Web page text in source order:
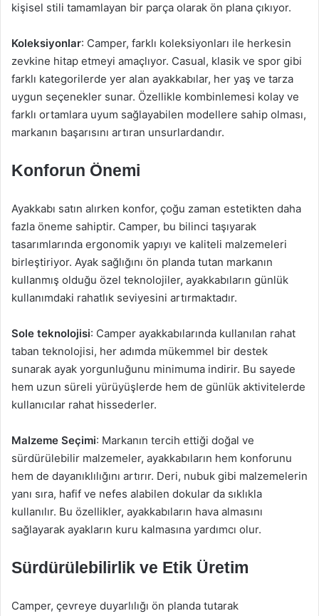
kişisel stili tamamlayan bir parça olarak ön plana çıkıyor.
Koleksiyonlar: Camper, farklı koleksiyonları ile herkesin
zevkine hitap etmeyi amaçlıyor. Casual, klasik ve spor gibi
farklı kategorilerde yer alan ayakkabılar, her yaş ve tarza
uygun seçenekler sunar. Özellikle kombinlemesi kolay ve
farklı ortamlara uyum sağlayabilen modellere sahip olması,
markanın başarısını artıran unsurlardandır.
Konforun Önemi
Ayakkabı satın alırken konfor, çoğu zaman estetikten daha
fazla öneme sahiptir. Camper, bu bilinci taşıyarak
tasarımlarında ergonomik yapıyı ve kaliteli malzemeleri
birleştiriyor. Ayak sağlığını ön planda tutan markanın
kullanmış olduğu özel teknolojiler, ayakkabıların günlük
kullanımdaki rahatlık seviyesini artırmaktadır.
Sole teknolojisi: Camper ayakkabılarında kullanılan rahat
taban teknolojisi, her adımda mükemmel bir destek
sunarak ayak yorgunluğunu minimuma indirir. Bu sayede
hem uzun süreli yürüyüşlerde hem de günlük aktivitelerde
kullanıcılar rahat hissederler.
Malzeme Seçimi: Markanın tercih ettiği doğal ve
sürdürülebilir malzemeler, ayakkabıların hem konforunu
hem de dayanıklılığını artırır. Deri, nubuk gibi malzemelerin
yanı sıra, hafif ve nefes alabilen dokular da sıklıkla
kullanılır. Bu özellikler, ayakkabıların hava almasını
sağlayarak ayakların kuru kalmasına yardımcı olur.
Sürdürülebilirlik ve Etik Üretim
Camper, çevreye duyarlılığı ön planda tutarak